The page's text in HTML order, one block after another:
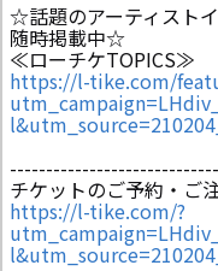
☆話題のアーティスト
随時掲載中☆
≪ローチケTOPICS≫
https://l-tike.com/
チケットのご予約・ご
https://l-tike.com/?